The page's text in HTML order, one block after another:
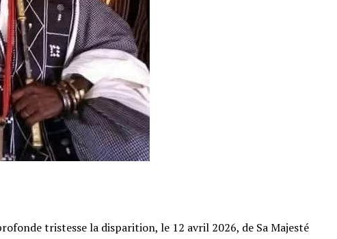
tristesse la disparition, le 12 avril 2026, de Sa Majesté